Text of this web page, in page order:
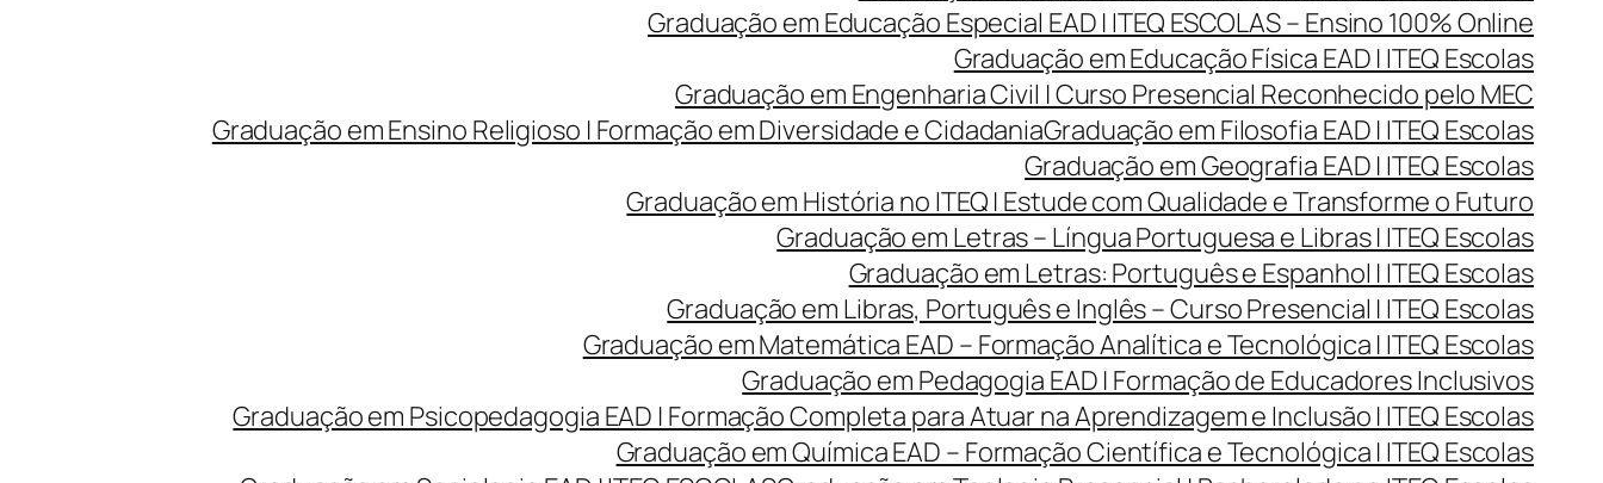
Graduação em Educação Especial EAD | ITEQ ESCOLAS – Ensino 100% Online
Graduação em Educação Física EAD | ITEQ Escolas
Graduação em Engenharia Civil | Curso Presencial Reconhecido pelo MEC
Graduação em Ensino Religioso | Formação em Diversidade e CidadaniaGraduação em Filosofia EAD | ITEQ Escolas
Graduação em Geografia EAD | ITEQ Escolas
Graduação em História no ITEQ | Estude com Qualidade e Transforme o Futuro
Graduação em Letras – Língua Portuguesa e Libras | ITEQ Escolas
Graduação em Letras: Português e Espanhol | ITEQ Escolas
Graduação em Libras, Português e Inglês – Curso Presencial | ITEQ Escolas
Graduação em Matemática EAD – Formação Analítica e Tecnológica | ITEQ Escolas
Graduação em Pedagogia EAD | Formação de Educadores Inclusivos
Graduação em Psicopedagogia EAD | Formação Completa para Atuar na Aprendizagem e Inclusão | ITEQ Escolas
Graduação em Química EAD – Formação Científica e Tecnológica | ITEQ Escolas